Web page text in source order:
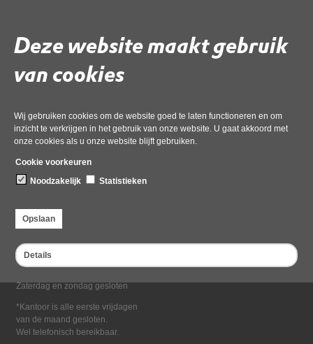
Deze website maakt gebruik
van cookies
Wij gebruiken cookies om de website goed te laten functioneren en om
inzicht te verkrijgen in het gebruik van onze website. U gaat akkoord met
onze cookies als u onze website blijft gebruiken.
Cookie voorkeuren
Noodzakelijk
Statistieken
Opslaan
Details
Bezoekadres
Dampten 2, 1624 NR Hoorn
Postbus 2095, 1620 EB Hoorn
Openingstijden kantoor
Maandag tot en met vrijdag*
van 08:00 tot 16:30
Zaterdag en zondag gesloten
*Kantoor is alle eerste vrijdagen
van de maand gesloten.
Wel telefonisch bereikbaar.